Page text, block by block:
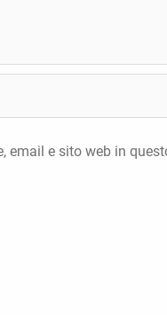
email e sito web in